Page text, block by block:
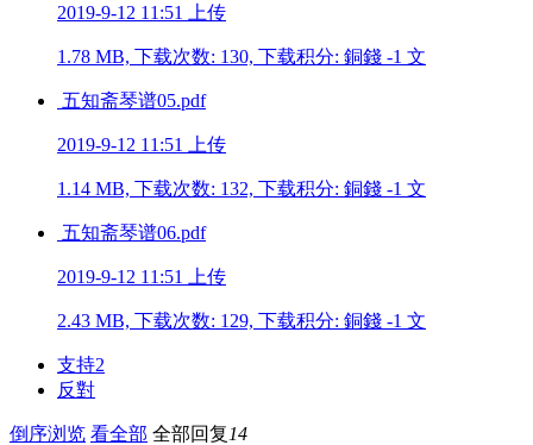
2019-9-12 11:51 上传
1.78 MB, 下载次数: 130, 下载积分: 銅錢 -1 文
五知斋琴谱05.pdf
2019-9-12 11:51 上传
1.14 MB, 下载次数: 132, 下载积分: 銅錢 -1 文
五知斋琴谱06.pdf
2019-9-12 11:51 上传
2.43 MB, 下载次数: 129, 下载积分: 銅錢 -1 文
支持2
反對
倒序浏览 看全部 全部回复 14